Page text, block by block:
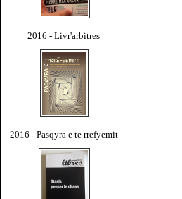
2016 - Livr'arbitres
2016 - Pasqyra e te rrefyemit